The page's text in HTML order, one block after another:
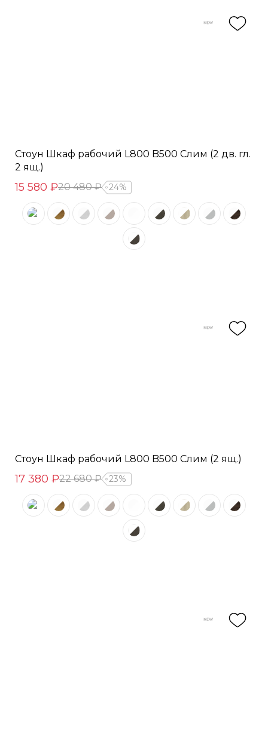
Стоун Шкаф рабочий L800 B500 Слим (2 дв. гл.
2 ящ.)
15 580 ₽20 480 ₽ 24%
Стоун Шкаф рабочий L800 B500 Слим (2 ящ.)
17 380 ₽22 680 ₽ 23%